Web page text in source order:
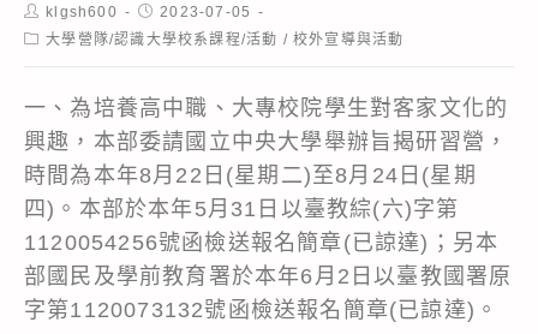
Post
author:
klgsh600
Post
published:
2023-07-05
Post大學營隊/認識大學校系課程/活動 / 校外宣導與活動
一、為培養高中職、大專校院學生對客家文化的
興趣，本部委請國立中央大學舉辦旨揭研習營，
時間為本年8月22日(星期二)至8月24日(星期
四)。本部於本年5月31日以臺教綜(六)字第
1120054256號函檢送報名簡章(已諒達)；另本
部國民及學前教育署於本年6月2日以臺教國署原
字第1120073132號函檢送報名簡章(已諒達)。